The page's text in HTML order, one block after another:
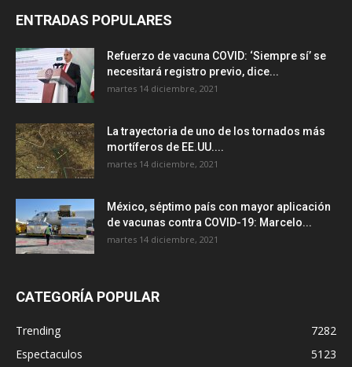
ENTRADAS POPULARES
Refuerzo de vacuna COVID: ‘Siempre sí’ se
necesitará registro previo, dice...
martes 14 diciembre, 2021
La trayectoria de uno de los tornados más
mortíferos de EE.UU....
martes 14 diciembre, 2021
México, séptimo país con mayor aplicación
de vacunas contra COVID-19: Marcelo...
martes 14 diciembre, 2021
CATEGORÍA POPULAR
Trending
7282
Espectaculos
5123